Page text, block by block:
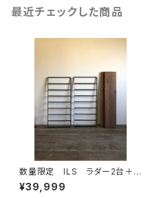
最近チェックした商品
数量限定 ILS ラダー2台＋
棚板2枚 アイアン ラダーシェ
ルフ 古材 壁付棚 ディスプ
¥39,999